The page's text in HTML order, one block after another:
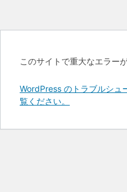
このサイトで重大なエラー
WordPress のトラブルシュ
覧ください。